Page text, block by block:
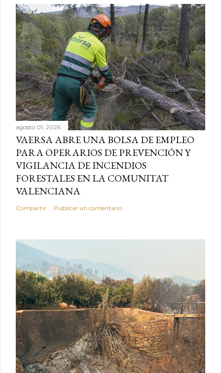
agosto 01, 2026
VAERSA ABRE UNA BOLSA DE EMPLEO
PARA OPERARIOS DE PREVENCIÓN Y
VIGILANCIA DE INCENDIOS
FORESTALES EN LA COMUNITAT
VALENCIANA
Compartir Publicar un comentario